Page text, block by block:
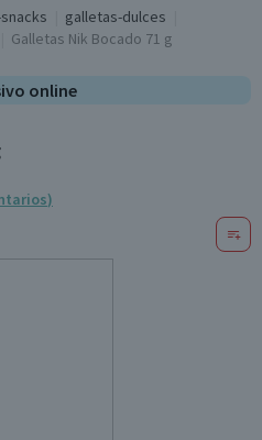
galletas-dulces
Galletas Nik Bocado 71 g
online
)